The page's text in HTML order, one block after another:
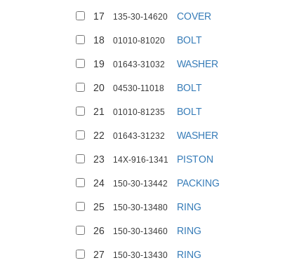
17 135-30-14620 COVER
18 01010-81020 BOLT
19 01643-31032 WASHER
20 04530-11018 BOLT
21 01010-81235 BOLT
22 01643-31232 WASHER
23 14X-916-1341 PISTON
24 150-30-13442 PACKING
25 150-30-13480 RING
26 150-30-13460 RING
27 150-30-13430 RING